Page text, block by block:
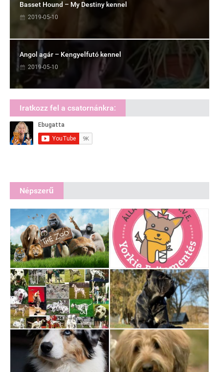
Basset Hound – My Destiny kennel
2019-05-10
Angol agár – Kengyelfutó kennel
2019-05-10
Iratkozz fel a csatornánkra:
Népszerű